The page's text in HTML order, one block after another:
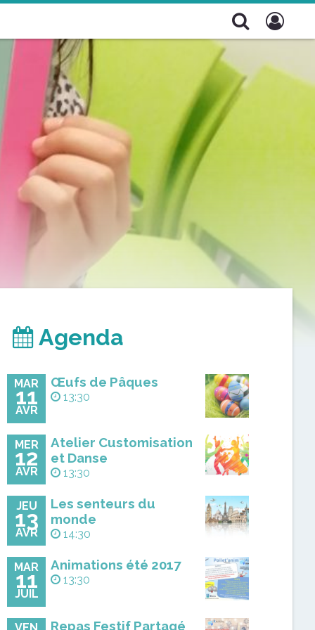
Agenda
MAR
11
AVR
Œufs de Pâques
13:30
MER
12
AVR
Atelier Customisation
et Danse
13:30
JEU
13
AVR
Les senteurs du
monde
14:30
MAR
11
JUIL
Animations été 2017
13:30
Repas Festif Partagé